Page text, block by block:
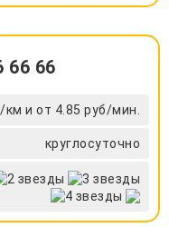
66 66
км и от 4.85 руб/мин.
круглосуточно